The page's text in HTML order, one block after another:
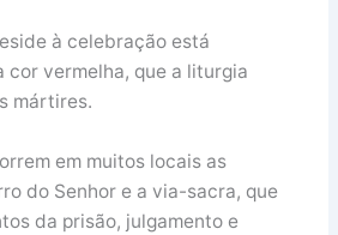
à celebração está
cor vermelha, que a liturgia
mártires.
em muitos locais as
do Senhor e a via-sacra, que
da prisão, julgamento e